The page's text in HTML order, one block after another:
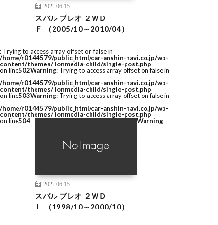
2022.06.15
スバル プレオ ２ＷＤ
Ｆ （2005/10～2010/04）
: Trying to access array offset on false in
/home/r0144579/public_html/car-anshin-navi.co.jp/wp-
content/themes/lionmedia-child/single-post.php
on line502Warning: Trying to access array offset on false in
/home/r0144579/public_html/car-anshin-navi.co.jp/wp-
content/themes/lionmedia-child/single-post.php
on line503Warning: Trying to access array offset on false in
/home/r0144579/public_html/car-anshin-navi.co.jp/wp-
content/themes/lionmedia-child/single-post.php
on line504
2022.06.15
スバル プレオ ２ＷＤ
Ｌ （1998/10～2000/10）
Warning